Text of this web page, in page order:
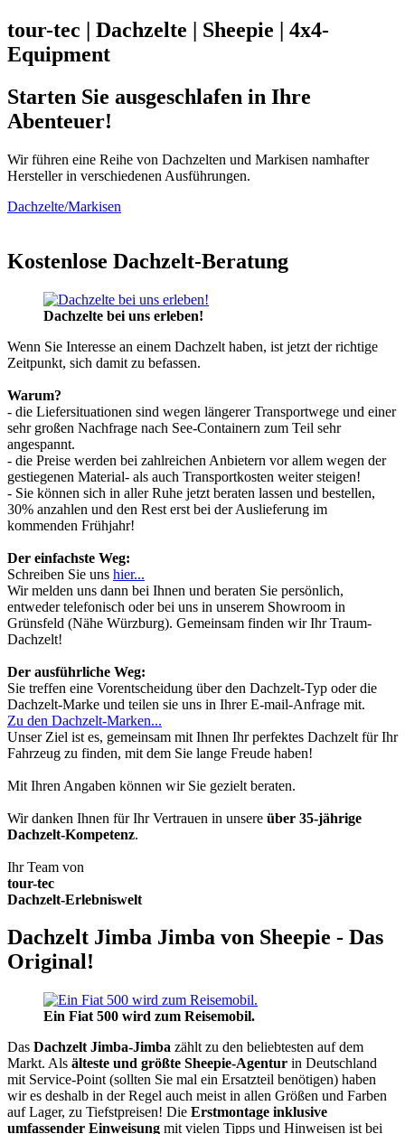
tour-tec | Dachzelte | Sheepie | 4x4-
Equipment
Starten Sie ausgeschlafen in Ihre
Abenteuer!
Wir führen eine Reihe von Dachzelten und Markisen namhafter
Hersteller in verschiedenen Ausführungen.
Dachzelte/Markisen
Kostenlose Dachzelt-Beratung
Dachzelte bei uns erleben!
Wenn Sie Interesse an einem Dachzelt haben, ist jetzt der richtige
Zeitpunkt, sich damit zu befassen.
Warum?
- die Liefersituationen sind wegen längerer Transportwege und einer
sehr großen Nachfrage nach See-Containern zum Teil sehr
angespannt.
- die Preise werden bei zahlreichen Anbietern vor allem wegen der
gestiegenen Material- als auch Transportkosten weiter steigen!
- Sie können sich in aller Ruhe jetzt beraten lassen und bestellen,
30% anzahlen und den Rest erst bei der Auslieferung im
kommenden Frühjahr!
Der einfachste Weg:
Schreiben Sie uns hier...
Wir melden uns dann bei Ihnen und beraten Sie persönlich,
entweder telefonisch oder bei uns in unserem Showroom in
Grünsfeld (Nähe Würzburg). Gemeinsam finden wir Ihr Traum-
Dachzelt!
Der ausführliche Weg:
Sie treffen eine Vorentscheidung über den Dachzelt-Typ oder die
Dachzelt-Marke und teilen sie uns in Ihrer E-mail-Anfrage mit.
Zu den Dachzelt-Marken...
Unser Ziel ist es, gemeinsam mit Ihnen Ihr perfektes Dachzelt für Ihr
Fahrzeug zu finden, mit dem Sie lange Freude haben!
Mit Ihren Angaben können wir Sie gezielt beraten.
Wir danken Ihnen für Ihr Vertrauen in unsere über 35-jährige
Dachzelt-Kompetenz.
Ihr Team von
tour-tec
Dachzelt-Erlebniswelt
Dachzelt Jimba Jimba von Sheepie - Das
Original!
Ein Fiat 500 wird zum Reisemobil.
Das Dachzelt Jimba-Jimba zählt zu den beliebtesten auf dem
Markt. Als älteste und größte Sheepie-Agentur in Deutschland
mit Service-Point (sollten Sie mal ein Ersatzteil benötigen) haben
wir es deshalb in der Regel auch meist in allen Größen und Farben
auf Lager, zu Tiefstpreisen! Die Erstmontage inklusive
umfassender Einweisung mit vielen Tipps und Hinweisen ist bei